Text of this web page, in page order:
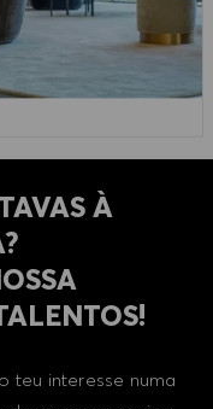
À
teu interesse numa